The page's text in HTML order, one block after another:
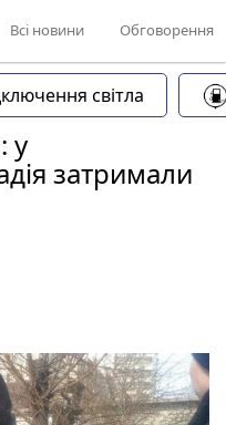
Всі новини Обговорення
світла
у
затримали